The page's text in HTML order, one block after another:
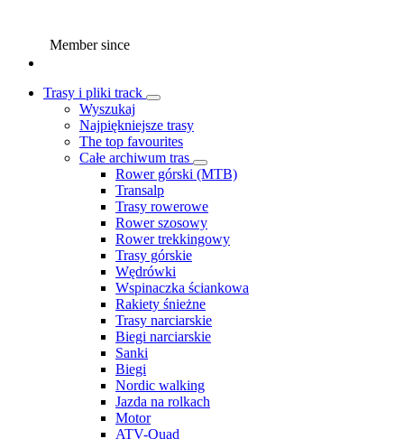
Member since
Trasy i pliki track
Wyszukaj
Najpiękniejsze trasy
The top favourites
Całe archiwum tras
Rower górski (MTB)
Transalp
Trasy rowerowe
Rower szosowy
Rower trekkingowy
Trasy górskie
Wędrówki
Wspinaczka ściankowa
Rakiety śnieżne
Trasy narciarskie
Biegi narciarskie
Sanki
Biegi
Nordic walking
Jazda na rolkach
Motor
ATV-Quad